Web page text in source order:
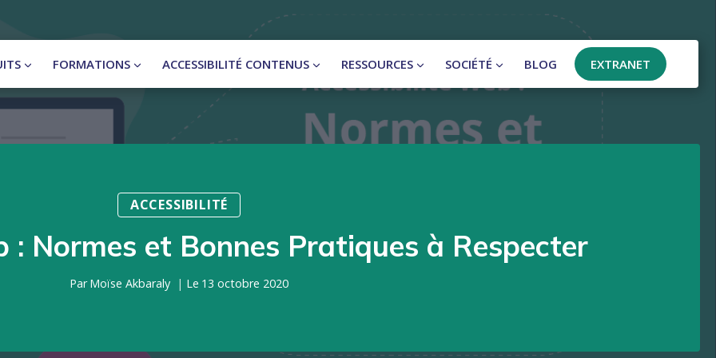
FORMATIONS ACCESSIBILITÉ CONTENUS RESSOURCES SOCIÉTÉ BLOG EXTRANET
ACCESSIBILITÉ
: Normes et Bonnes Pratiques à Respecter
Par Moïse Akbaraly Le 13 octobre 2020